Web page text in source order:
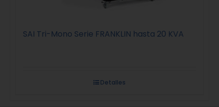
SAI Tri-Mono Serie FRANKLIN hasta 20 KVA
Detalles